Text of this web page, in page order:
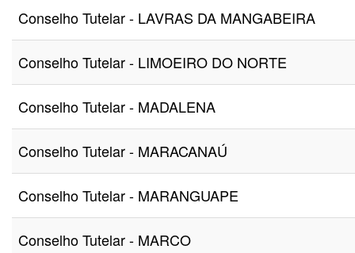
Conselho Tutelar - LAVRAS DA MANGABEIRA
Conselho Tutelar - LIMOEIRO DO NORTE
Conselho Tutelar - MADALENA
Conselho Tutelar - MARACANAÚ
Conselho Tutelar - MARANGUAPE
Conselho Tutelar - MARCO